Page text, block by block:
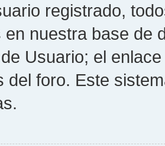
registrado,
en nuestra base de
Usuario; el
del foro. Este